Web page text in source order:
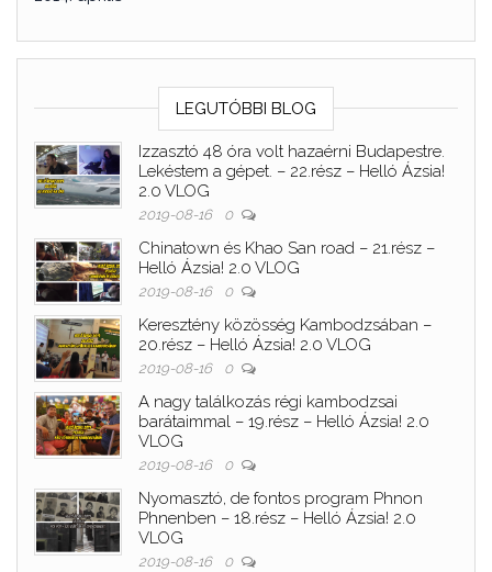
LEGUTÓBBI BLOG
Izzasztó 48 óra volt hazaérni Budapestre.
Lekéstem a gépet. – 22.rész – Helló Ázsia!
2.0 VLOG
2019-08-16 0
Chinatown és Khao San road – 21.rész –
Helló Ázsia! 2.0 VLOG
2019-08-16 0
Keresztény közösség Kambodzsában –
20.rész – Helló Ázsia! 2.0 VLOG
2019-08-16 0
A nagy találkozás régi kambodzsai
barátaimmal – 19.rész – Helló Ázsia! 2.0
VLOG
2019-08-16 0
Nyomasztó, de fontos program Phnon
Phnenben – 18.rész – Helló Ázsia! 2.0
VLOG
2019-08-16 0